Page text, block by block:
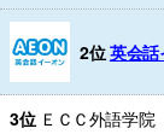
2位英会話
3位 ＥＣＣ外語学院